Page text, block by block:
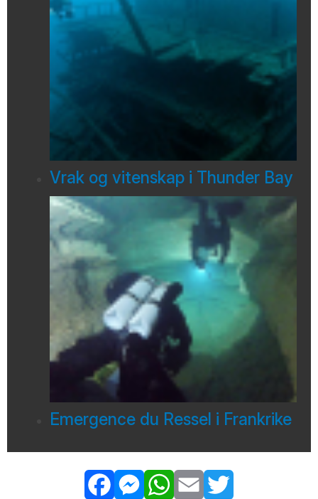
Vrak og vitenskap i Thunder Bay
Emergence du Ressel i Frankrike